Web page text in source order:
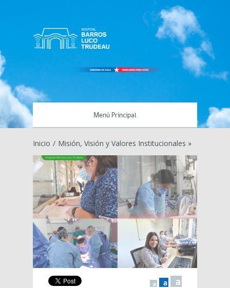
Menú Principal
Inicio / Misión, Visión y Valores Institucionales »
a a a